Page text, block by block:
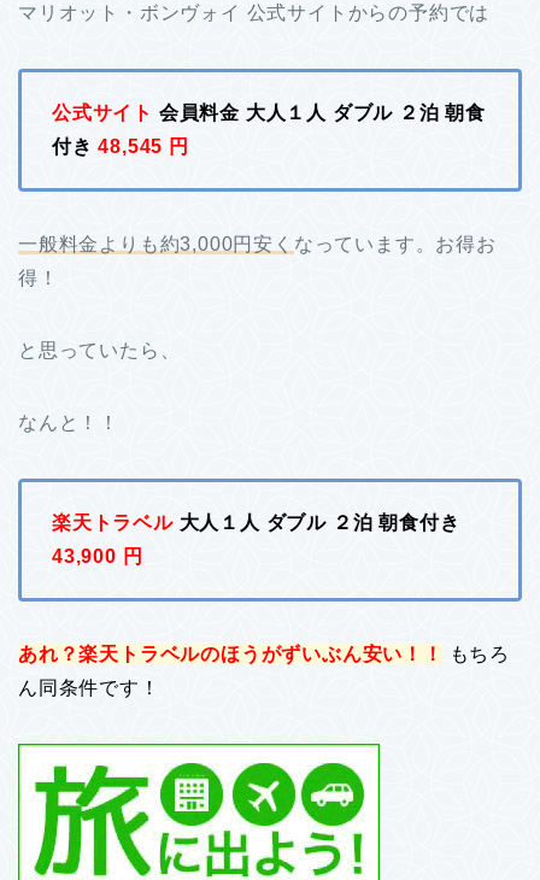
マリオット・ボンヴォイ 公式サイトからの予約では
公式サイト 会員料金 大人１人 ダブル ２泊 朝食
付き 48,545 円
一般料金よりも約3,000円安く なっています。お得お
得！
と思っていたら、
なんと！！
楽天トラベル 大人１人 ダブル ２泊 朝食付き
43,900 円
あれ？楽天トラベルのほうがずいぶん安い！！
もちろ
ん同条件です！